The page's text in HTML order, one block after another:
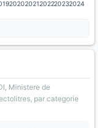
20202021202220232024
Ministere de
par categorie